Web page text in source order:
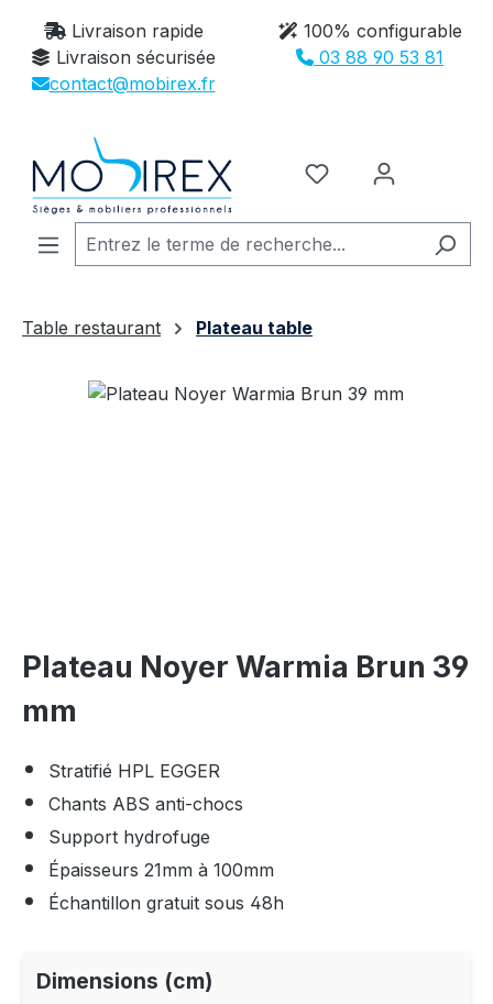
Passer au contenu principal
Livraison rapide
100% configurable
Livraison sécurisée
03 88 90 53 81
contact@mobirex.fr
Vous avez 0
Table restaurant Plateau table
Ignorer la galerie d'images
Plateau Noyer Warmia Brun 39
mm
Stratifié HPL EGGER
Chants ABS anti-chocs
Support hydrofuge
Épaisseurs 21mm à 100mm
Échantillon gratuit sous 48h
Dimensions (cm)